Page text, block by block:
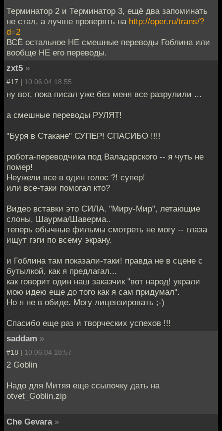
Терминатор 2 и Терминатор 3, ещё два запоминать
не стал, а лучше проверять на http://oper.ru/trans/?
d=2
ВСЁ остальное НЕ смешные переводы Гоблина или
вообще НЕ его переводы.
zxt5 »
#17 | 10.06.04 18:55
ну вот, пока писал уже без меня все разрулили ...
а смешные переводы РУЛЯТ!
"Буря в Стакане" СУПЕР! СПАСИБО !!!!
робота-переводчика под Валадарского -- я чуть не
помер!
Неужели все в один голос ?! супер!
или все-таки помогал кто?
Видео вставки это СИЛА. "Миру-Мир", летающие
слоны, Шаурма/Шаверма..
теперь обычные фильмы смотреть не могу -- глаза
ищут гэги по всему экрану.
и Гоблина там показали-таки! правда не в сцене с
бутылкой, как я предлагал...
как говорит один наш заказчик "вот народ! украли
мою идею еще до того как я сам придумал".
Но я не в обиде. Могу лицензировать ;-)
Спасибо еще раз и творческих успехов !!!
saddam »
#18 | 10.06.04 18:57
2 Goblin
Надо для Митяя еще ссылочку дать на
otvet_Goblin.zip
Che Gevara »